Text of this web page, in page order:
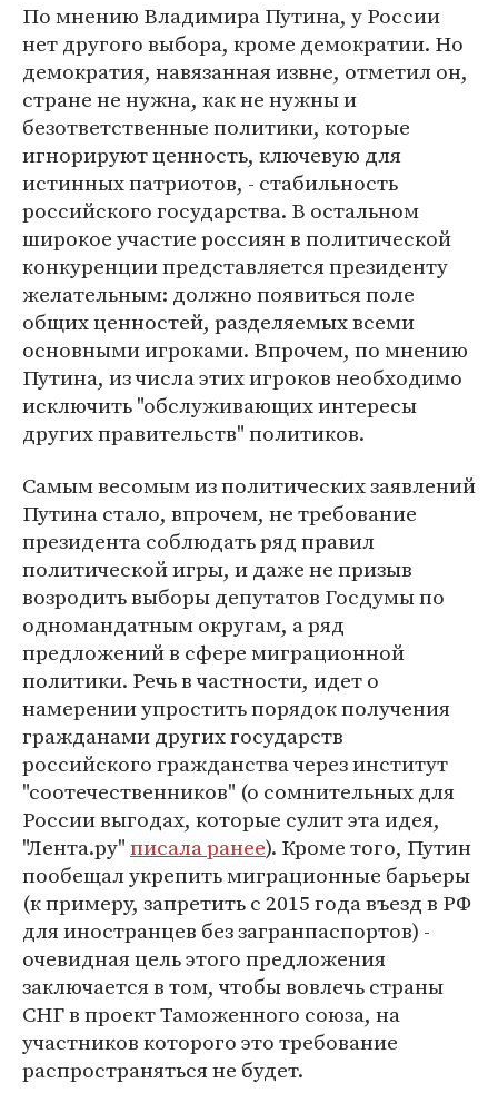
По мнению Владимира Путина, у России
нет другого выбора, кроме демократии. Но
демократия, навязанная извне, отметил он,
стране не нужна, как не нужны и
безответственные политики, которые
игнорируют ценность, ключевую для
истинных патриотов, - стабильность
российского государства. В остальном
широкое участие россиян в политической
конкуренции представляется президенту
желательным: должно появиться поле
общих ценностей, разделяемых всеми
основными игроками. Впрочем, по мнению
Путина, из числа этих игроков необходимо
исключить "обслуживающих интересы
других правительств" политиков.
Самым весомым из политических заявлений
Путина стало, впрочем, не требование
президента соблюдать ряд правил
политической игры, и даже не призыв
возродить выборы депутатов Госдумы по
одномандатным округам, а ряд
предложений в сфере миграционной
политики. Речь в частности, идет о
намерении упростить порядок получения
гражданами других государств
российского гражданства через институт
"соотечественников" (о сомнительных для
России выгодах, которые сулит эта идея,
"Лента.ру"писала ранее). Кроме того, Путин
пообещал укрепить миграционные барьеры
(к примеру, запретить с 2015 года въезд в РФ
для иностранцев без загранпаспортов) -
очевидная цель этого предложения
заключается в том, чтобы вовлечь страны
СНГ в проект Таможенного союза, на
участников которого это требование
распространяться не будет.